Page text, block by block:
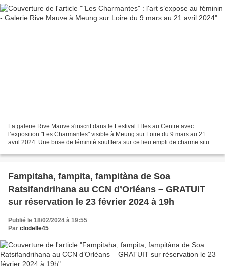
La galerie Rive Mauve s'inscrit dans le Festival Elles au Centre avec
l’exposition "Les Charmantes" visible à Meung sur Loire du 9 mars au 21
avril 2024. Une brise de féminité soufflera sur ce lieu empli de charme situé
Fampitaha, fampita, fampitàna de Soa
Ratsifandrihana au CCN d’Orléans – GRATUIT
sur réservation le 23 février 2024 à 19h
Publié le 18/02/2024 à 19:55
Par clodelle45